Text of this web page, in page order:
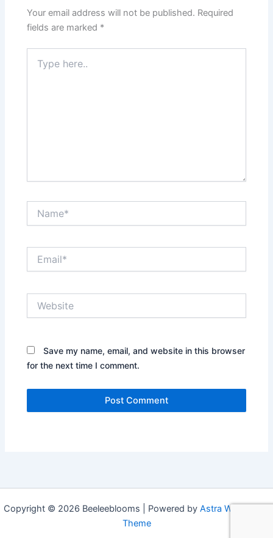
Your email address will not be published. Required
fields are marked *
here..
Save my name, email, and website in this browser
for the next time I comment.
Copyright © 2026 Beeleeblooms | Powered by Astra WordPress
Theme